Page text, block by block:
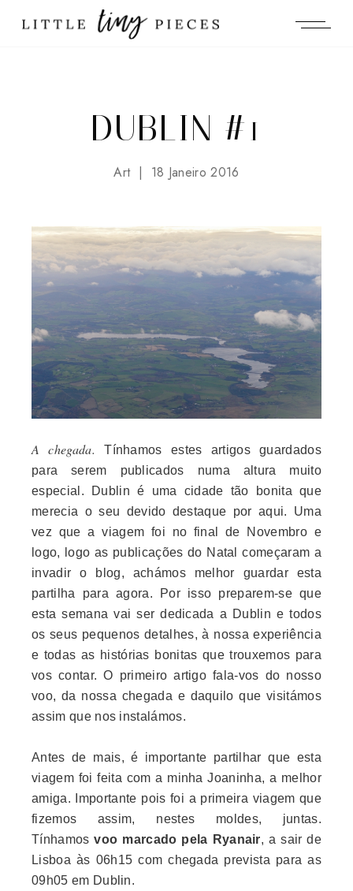
DUBLIN #1
Art 18 Janeiro 2016
A chegada.Tínhamos estes artigos guardados
para serem publicados numa altura muito
especial. Dublin é uma cidade tão bonita que
merecia o seu devido destaque por aqui. Uma
vez que a viagem foi no final de Novembro e
logo, logo as publicações do Natal começaram a
invadir o blog, achámos melhor guardar esta
partilha para agora. Por isso preparem-se que
esta semana vai ser dedicada a Dublin e todos
os seus pequenos detalhes, à nossa experiência
e todas as histórias bonitas que trouxemos para
vos contar. O primeiro artigo fala-vos do nosso
voo, da nossa chegada e daquilo que visitámos
assim que nos instalámos.
Antes de mais, é importante partilhar que esta
viagem foi feita com a minha Joaninha, a melhor
amiga. Importante pois foi a primeira viagem que
fizemos assim, nestes moldes, juntas.
Tínhamosvoo marcado pela Ryanair, a sair de
Lisboa às 06h15 com chegada prevista para as
09h05 em Dublin.